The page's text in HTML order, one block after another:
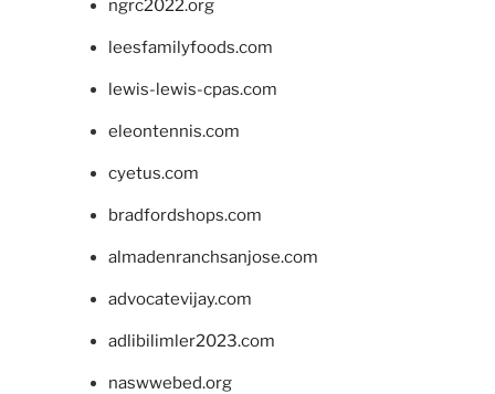
ngrc2022.org
leesfamilyfoods.com
lewis-lewis-cpas.com
eleontennis.com
cyetus.com
bradfordshops.com
almadenranchsanjose.com
advocatevijay.com
adlibilimler2023.com
naswwebed.org